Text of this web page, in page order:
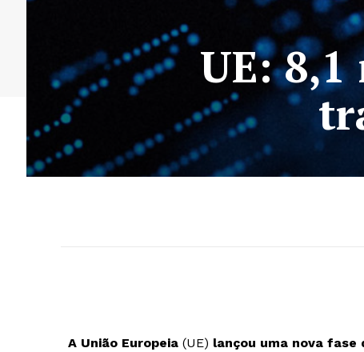
UE:
A União Europeia (UE) lançou uma nova fase